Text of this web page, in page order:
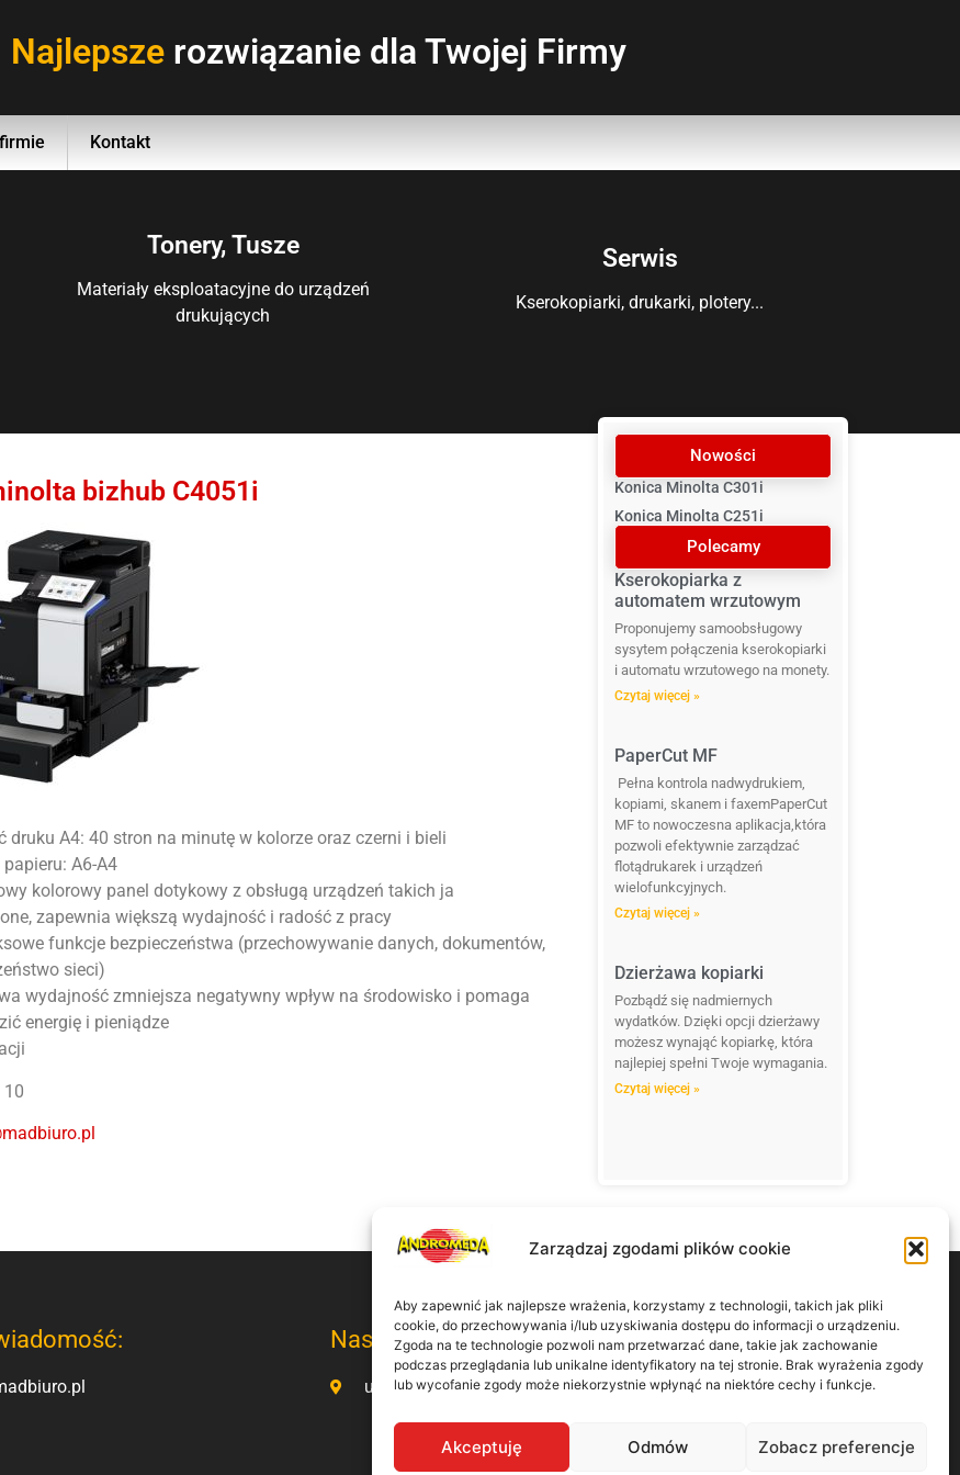
Zarządzaj zgodami plików cookie
Aby zapewnić jak najlepsze wrażenia, korzystamy z technologii, takich jak pliki
cookie, do przechowywania i/lub uzyskiwania dostępu do informacji o urządzeniu.
Zgoda na te technologie pozwoli nam przetwarzać dane, takie jak zachowanie
podczas przeglądania lub unikalne identyfikatory na tej stronie. Brak wyrażenia zgody
lub wycofanie zgody może niekorzystnie wpłynąć na niektóre cechy i funkcje.
Akceptuję Odmów Zobacz preferencje
Najlepsze rozwiązanie dla Twojej Firmy
Kontakt
Tonery, Tusze
Materiały eksploatacyjne do urządzeń
drukujących
Serwis
Kserokopiarki, drukarki, plotery...
bizhub C4051i
druku A4: 40 stron na minutę w kolorze oraz czerni i bieli
papieru: A6-A4
kolorowy panel dotykowy z obsługą urządzeń takich ja
zapewnia większą wydajność i radość z pracy
funkcje bezpieczeństwa (przechowywanie danych, dokumentów,
sieci)
wydajność zmniejsza negatywny wpływ na środowisko i pomaga
energię i pieniądze
Nowości
Konica Minolta C301i
Konica Minolta C251i
Polecamy
Kserokopiarka z
automatem wrzutowym
Proponujemy samoobsługowy
sysytem połączenia kserokopiarki
i automatu wrzutowego na monety.
Czytaj więcej »
PaperCut MF
Pełna kontrola nadwydrukiem,
kopiami, skanem i faxemPaperCut
MF to nowoczesna aplikacja,która
pozwoli efektywnie zarządzać
flotądrukarek i urządzeń
wielofunkcyjnych.
Czytaj więcej »
Dzierżawa kopiarki
Pozbądź się nadmiernych
wydatków. Dzięki opcji dzierżawy
możesz wynająć kopiarkę, która
najlepiej spełni Twoje wymagania.
Czytaj więcej »
Nasz adres:
ul. Kamiennogórska 9/41 60-179 Poznań